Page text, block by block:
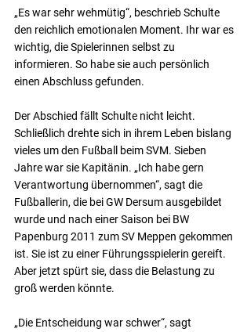
„Es war sehr wehmütig“, beschrieb Schulte
den reichlich emotionalen Moment. Ihr war es
wichtig, die Spielerinnen selbst zu
informieren. So habe sie auch persönlich
einen Abschluss gefunden.
Der Abschied fällt Schulte nicht leicht.
Schließlich drehte sich in ihrem Leben bislang
vieles um den Fußball beim SVM. Sieben
Jahre war sie Kapitänin. „Ich habe gern
Verantwortung übernommen“, sagt die
Fußballerin, die bei GW Dersum ausgebildet
wurde und nach einer Saison bei BW
Papenburg 2011 zum SV Meppen gekommen
ist. Sie ist zu einer Führungsspielerin gereift.
Aber jetzt spürt sie, dass die Belastung zu
groß werden könnte.
„Die Entscheidung war schwer“, sagt